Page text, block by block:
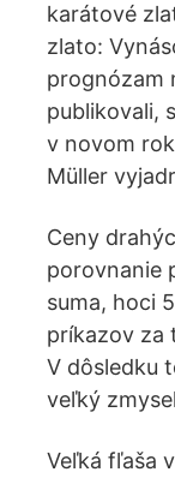
karátové
zlato:
prognózam
publikovali,
v novom
Müller
Ceny
porovnanie
suma, hoci
príkazov za
V dôsledku
veľký
Veľká fľaša